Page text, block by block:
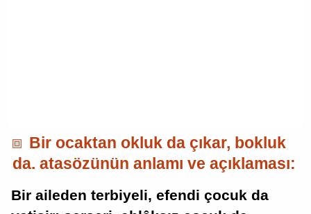
Bir ocaktan okluk da çıkar, bokluk
da. atasözünün anlamı ve açıklaması:
Bir aileden terbiyeli, efendi çocuk da